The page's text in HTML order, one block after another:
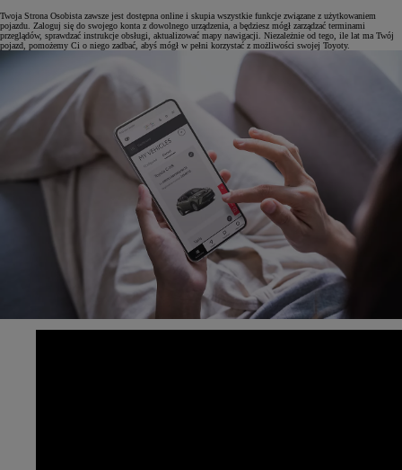
Twoja Strona Osobista zawsze jest dostępna online i skupia wszystkie funkcje związane z użytkowaniem
pojazdu. Zaloguj się do swojego konta z dowolnego urządzenia, a będziesz mógł zarządzać terminami
przeglądów, sprawdzać instrukcje obsługi, aktualizować mapy nawigacji. Niezależnie od tego, ile lat ma Twój
pojazd, pomożemy Ci o niego zadbać, abyś mógł w pełni korzystać z możliwości swojej Toyoty.